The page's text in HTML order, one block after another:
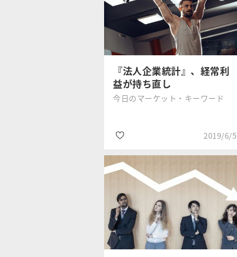
三井住友DSア
セットマネジ
メント
#国内株式
#設備投資
#半導体
『法人企業統計』、経常利
益が持ち直し
今日のマーケット・キーワード
2019/6/5
三井住友DSア
セットマネジ
メント
#設備投資
#貿易戦争